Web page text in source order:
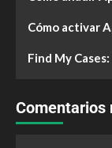
Cómo activar
Find My
Comentarios